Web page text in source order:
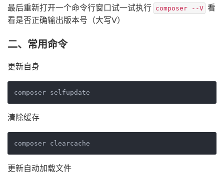
最后重新打开一个命令行窗口试一试执行 composer --V 看
看是否正确输出版本号（大写V）
二、常用命令
更新自身
清除缓存
更新自动加载文件